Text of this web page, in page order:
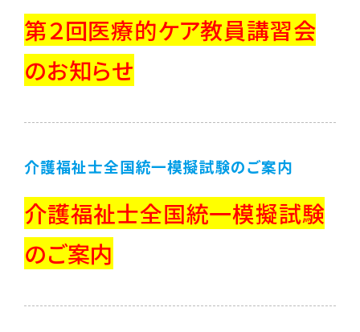
第２回医療的ケア教員講習会
のお知らせ
介護福祉士全国統一模擬試験のご案内
介護福祉士全国統一模擬試験
のご案内